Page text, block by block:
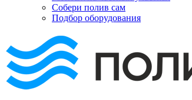
Собери полив сам
Подбор оборудования